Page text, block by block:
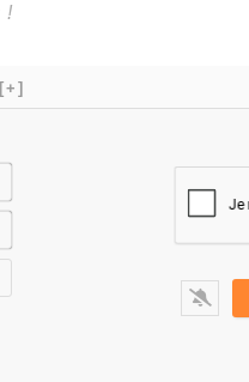
[+]
mail*